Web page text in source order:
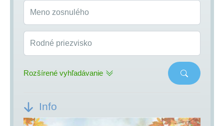
Meno zosnulého
Rodné priezvisko
Rozšírené vyhľadávanie
Info